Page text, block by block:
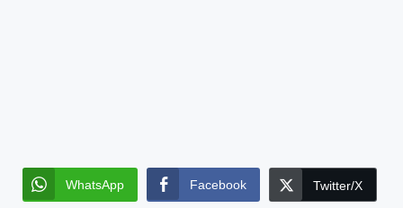
WhatsApp Facebook Twitter/X